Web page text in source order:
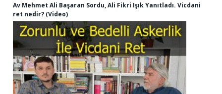
Av Mehmet Ali Başaran Sordu, Ali Fikri Işık Yanıtladı. Vicdani
ret nedir? (Video)